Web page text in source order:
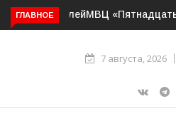
ГЛАВНОЕ
МВЦ «Пятнадцатый элемент»
7 августа, 2026